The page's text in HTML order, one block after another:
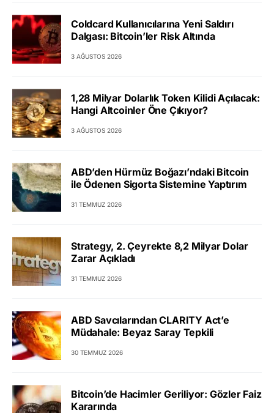
Coldcard Kullanıcılarına Yeni Saldırı
Dalgası: Bitcoin’ler Risk Altında
3 AĞUSTOS 2026
1,28 Milyar Dolarlık Token Kilidi Açılacak:
Hangi Altcoinler Öne Çıkıyor?
3 AĞUSTOS 2026
ABD’den Hürmüz Boğazı’ndaki Bitcoin
ile Ödenen Sigorta Sistemine Yaptırım
31 TEMMUZ 2026
Strategy, 2. Çeyrekte 8,2 Milyar Dolar
Zarar Açıkladı
31 TEMMUZ 2026
ABD Savcılarından CLARITY Act’e
Müdahale: Beyaz Saray Tepkili
30 TEMMUZ 2026
Bitcoin’de Hacimler Geriliyor: Gözler Faiz
Kararında